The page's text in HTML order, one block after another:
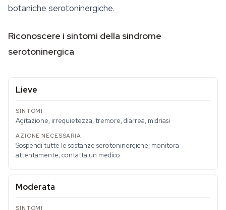
botaniche serotoninergiche.
Riconoscere i sintomi della sindrome
serotoninergica
Lieve
Agitazione, irrequietezza, tremore, diarrea, midriasi
Sospendi tutte le sostanze serotoninergiche; monitora
attentamente; contatta un medico
Moderata